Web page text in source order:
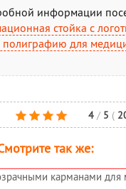
информации
стойка с
для
4 / 5 (
так же: